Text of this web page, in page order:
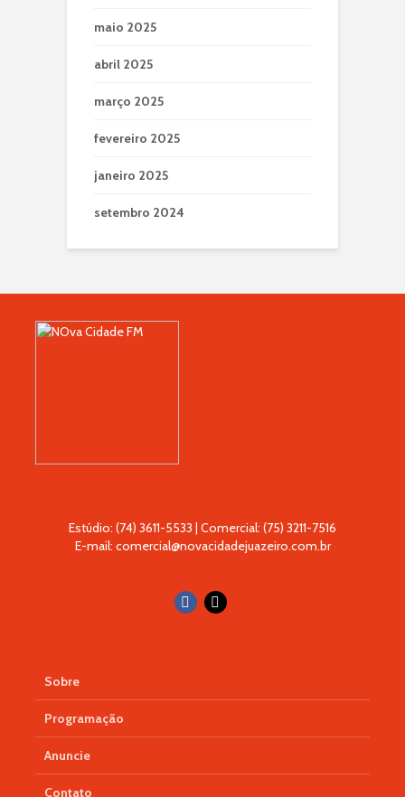
maio 2025
abril 2025
março 2025
fevereiro 2025
janeiro 2025
setembro 2024
Estúdio: (74) 3611-5533 | Comercial: (75) 3211-7516
E-mail: comercial@novacidadejuazeiro.com.br
Sobre
Programação
Anuncie
Contato